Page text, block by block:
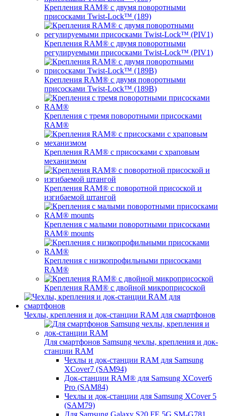
Крепления RAM® с двумя поворотными
присосками Twist-Lock™ (189)
Крепления RAM® с двумя поворотными
регулируемыми присосками Twist-Lock™ (PIV1)
Крепления RAM® с двумя поворотными
присосками Twist-Lock™ (189B)
Крепления с тремя поворотными присосками
RAM®
Крепления RAM® с присосками с храповым
механизмом
Крепления RAM® с поворотной присоской и
изгибаемой штангой
Крепления с малыми поворотными присосками
RAM® mounts
Крепления с низкопрофильными присосками
RAM®
Крепления RAM® с двойной микроприсоской
Чехлы, крепления и док-станции RAM для смартфонов
Для смартфонов Samsung чехлы, крепления и док-
станции RAM
Чехлы и док-станции RAM для Samsung
XCover7 (SAM94)
Док-станции RAM® для Samsung XCover6
Pro (SAM84)
Чехлы и док-станции для Samsung XCover 5
(SAM79)
Для Samsung Galaxy S20 FE 5G SM-G781